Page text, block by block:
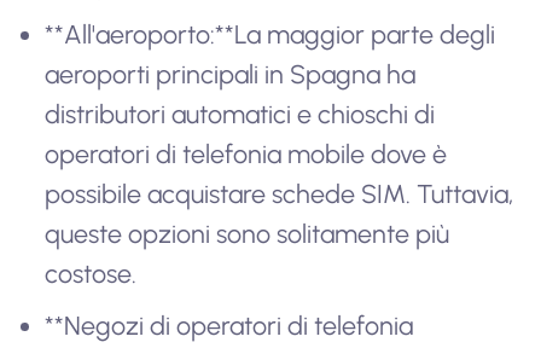
**All'aeroporto:**La maggior parte degli
aeroporti principali in Spagna ha
distributori automatici e chioschi di
operatori di telefonia mobile dove è
possibile acquistare schede SIM. Tuttavia,
queste opzioni sono solitamente più
costose.
**Negozi di operatori di telefonia